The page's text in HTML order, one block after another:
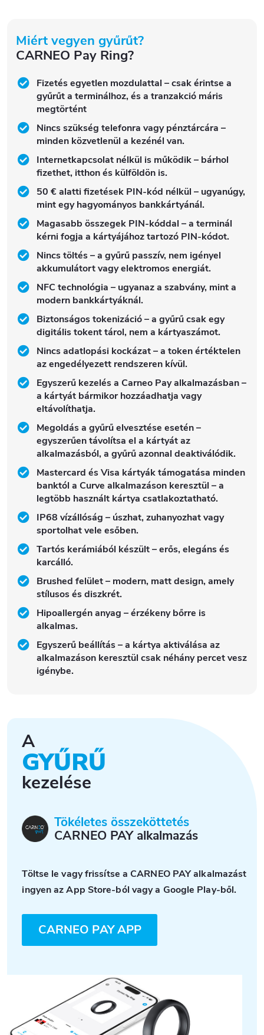
Miért vegyen gyűrűt?
CARNEO Pay Ring?
Fizetés egyetlen mozdulattal – csak érintse a
gyűrűt a terminálhoz, és a tranzakció máris
megtörtént
Nincs szükség telefonra vagy pénztárcára –
minden közvetlenül a kezénél van.
Internetkapcsolat nélkül is működik – bárhol
fizethet, itthon és külföldön is.
50 € alatti fizetések PIN-kód nélkül – ugyanúgy,
mint egy hagyományos bankkártyánál.
Magasabb összegek PIN-kóddal – a terminál
kérni fogja a kártyájához tartozó PIN-kódot.
Nincs töltés – a gyűrű passzív, nem igényel
akkumulátort vagy elektromos energiát.
NFC technológia – ugyanaz a szabvány, mint a
modern bankkártyáknál.
Biztonságos tokenizáció – a gyűrű csak egy
digitális tokent tárol, nem a kártyaszámot.
Nincs adatlopási kockázat – a token értéktelen
az engedélyezett rendszeren kívül.
Egyszerű kezelés a Carneo Pay alkalmazásban –
a kártyát bármikor hozzáadhatja vagy
eltávolíthatja.
Megoldás a gyűrű elvesztése esetén –
egyszerűen távolítsa el a kártyát az
alkalmazásból, a gyűrű azonnal deaktiválódik.
Mastercard és Visa kártyák támogatása minden
banktól a Curve alkalmazáson keresztül – a
legtöbb használt kártya csatlakoztatható.
IP68 vízállóság – úszhat, zuhanyozhat vagy
sportolhat vele esőben.
Tartós kerámiából készült – erős, elegáns és
karcálló.
Brushed felület – modern, matt design, amely
stílusos és diszkrét.
Hipoallergén anyag – érzékeny bőrre is
alkalmas.
Egyszerű beállítás – a kártya aktiválása az
alkalmazáson keresztül csak néhány percet vesz
igénybe.
A
GYŰRŰ
kezelése
Tökéletes összeköttetés
CARNEO PAY alkalmazás
Töltse le vagy frissítse a CARNEO PAY alkalmazást
ingyen az App Store-ból vagy a Google Play-ből.
CARNEO PAY APP